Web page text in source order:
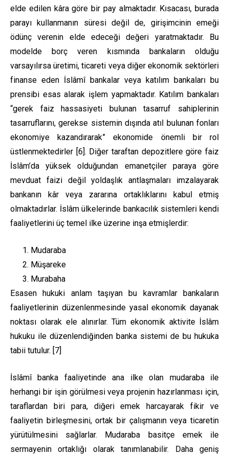
elde edilen kâra göre bir pay almaktadır. Kısacası, burada
parayı kullanmanın süresi değil de, girişimcinin emeği
ödünç verenin elde edeceği değeri yaratmaktadır. Bu
modelde borç veren kısmında bankaların olduğu
varsayılırsa üretimi, ticareti veya diğer ekonomik sektörleri
finanse eden İslâmî bankalar veya katılım bankaları bu
prensibi esas alarak işlem yapmaktadır. Katılım bankaları
“gerek faiz hassasiyeti bulunan tasarruf sahiplerinin
tasarruflarını, gerekse sistemin dışında atıl bulunan fonları
ekonomiye kazandırarak” ekonomide önemli bir rol
üstlenmektedirler [6]. Diğer taraftan depozitlere göre faiz
İslâm’da yüksek olduğundan emanetçiler paraya göre
mevduat faizi değil yoldaşlık antlaşmaları imzalayarak
bankanın kâr veya zararına ortaklıklarını kabul etmiş
olmaktadırlar. İslâm ülkelerinde bankacılık sistemleri kendi
faaliyetlerini üç temel ilke üzerine inşa etmişlerdir:
Mudaraba
Müşareke
Murabaha
Esasen hukuki anlam taşıyan bu kavramlar bankaların
faaliyetlerinin düzenlenmesinde yasal ekonomik dayanak
noktası olarak ele alınırlar. Tüm ekonomik aktivite İslâm
hukuku ile düzenlendiğinden banka sistemi de bu hukuka
tabii tutulur. [7]
İslâmî banka faaliyetinde ana ilke olan mudaraba ile
herhangi bir işin görülmesi veya projenin hazırlanması için,
taraflardan biri para, diğeri emek harcayarak fikir ve
faaliyetin birleşmesini, ortak bir çalışmanın veya ticaretin
yürütülmesini sağlarlar. Mudaraba basitçe emek ile
sermayenin ortaklığı olarak tanımlanabilir. Daha geniş